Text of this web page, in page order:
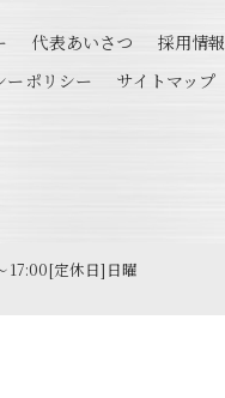
17:00[定休日]日曜
代表あいさつ 採用情報
ーポリシー サイトマップ